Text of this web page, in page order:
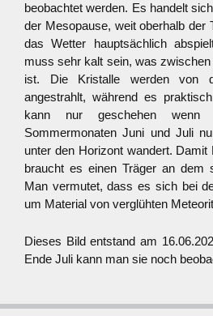
beobachtet werden. Es handelt
der Mesopause, weit oberhalb der
das Wetter hauptsächlich
muss sehr kalt sein, was
ist. Die Kristalle werden von
angestrahlt, während es
kann nur geschehen
Sommermonaten Juni und Juli
unter den Horizont wandert.
braucht es einen Träger an dem
Man vermutet, dass es sich bei
um Material von verglühten
Dieses Bild entstand am
Ende Juli kann man sie noch